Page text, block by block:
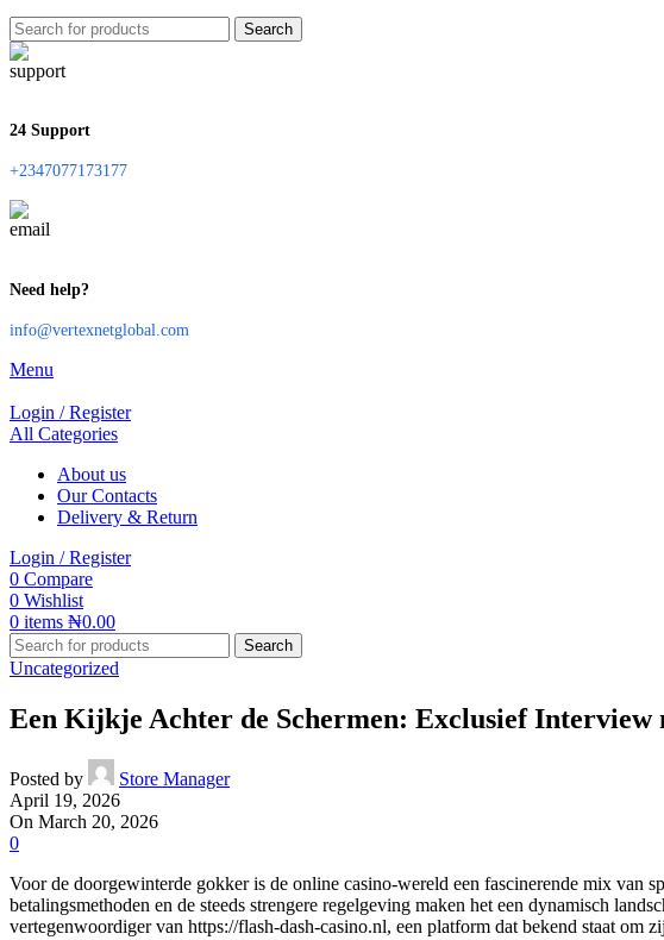
Search
24 Support
+2347077173177
Need help?
info@vertexnetglobal.com
Menu
Login / Register
All Categories
About us
Our Contacts
Delivery & Return
Login / Register
0 Compare
0 Wishlist
0 items ₦0.00
Search
Uncategorized
Een Kijkje Achter de Schermen: Exclusief Interview
Posted by
Store Manager
April 19, 2026
On March 20, 2026
0
Voor de doorgewinterde gokker is de online casino-wereld een fascinerende mix van
betalingsmethoden en de steeds strengere regelgeving maken het een dynamisch
vertegenwoordiger van https://flash-dash-casino.nl, een platform dat bekend staat om